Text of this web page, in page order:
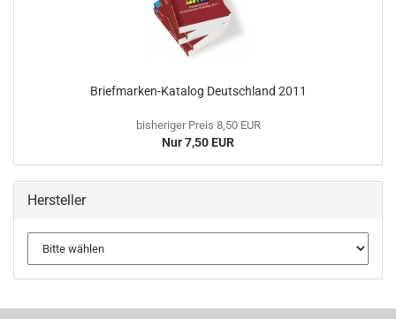
Briefmarken-​Katalog Deutsch­land 2011
bisheriger Preis 8,50 EUR
Nur 7,50 EUR
Hersteller